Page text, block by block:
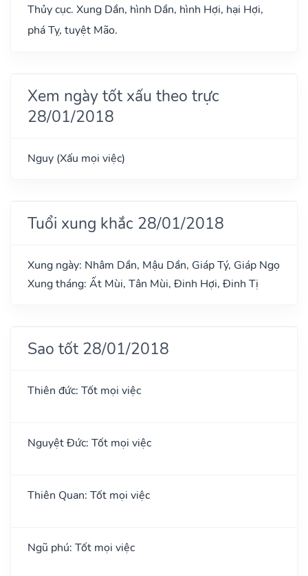
Thủy cục. Xung Dần, hình Dần, hình Hợi, hại Hợi,
phá Tỵ, tuyệt Mão.
Xem ngày tốt xấu theo trực
28/01/2018
Nguy (Xấu mọi việc)
Tuổi xung khắc 28/01/2018
Xung ngày: Nhâm Dần, Mậu Dần, Giáp Tý, Giáp Ngọ
Xung tháng: Ất Mùi, Tân Mùi, Đinh Hợi, Đinh Tị
Sao tốt 28/01/2018
Thiên đức: Tốt mọi việc
Nguyệt Đức: Tốt mọi việc
Thiên Quan: Tốt mọi việc
Ngũ phú: Tốt mọi việc